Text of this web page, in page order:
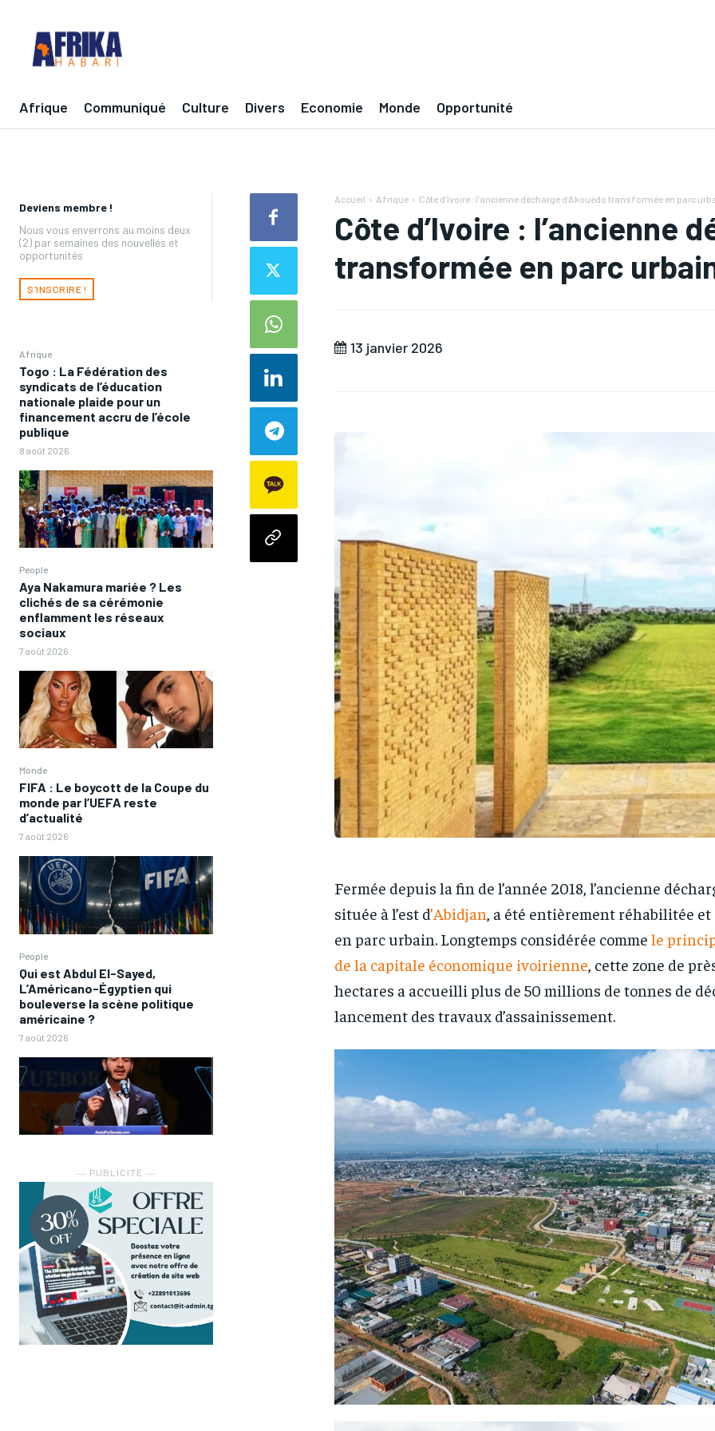
Afrique Communiqué Culture Divers Economie Monde Opportunité
Deviens membre !
Nous vous enverrons au moins deux
(2) par semaines des nouvelles et
opportunités
S'INSCRIRE !
Afrique
Togo : La Fédération des
syndicats de l’éducation
nationale plaide pour un
financement accru de l’école
publique
8 août 2026
People
Aya Nakamura mariée ? Les
clichés de sa cérémonie
enflamment les réseaux
sociaux
7 août 2026
Monde
FIFA : Le boycott de la Coupe du
monde par l’UEFA reste
d’actualité
7 août 2026
People
Qui est Abdul El-Sayed,
L’Américano-Égyptien qui
bouleverse la scène politique
américaine ?
7 août 2026
― PUBLICITE ―
Accueil Afrique Côte d’Ivoire : l’ancienne décharge d’Akouédo transformée en parc
Côte d’Ivoire : l’ancienne
transformée en parc
13 janvier 2026
Fermée depuis la fin de l’année 2018, l’ancienne
située à l’est d’Abidjan , a été entièrement réhabilitée
en parc urbain. Longtemps considérée comme le
de la capitale économique ivoirienne , cette zone de
hectares a accueilli plus de 50 millions de tonnes de
lancement des travaux d’assainissement.